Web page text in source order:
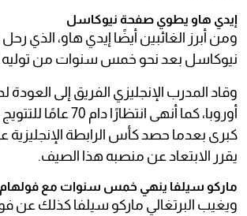
إيدي هاو يطوي صفحة نيوكاسل
ومن أبرز الغائبين أيضًا إيدي هاو، الذي
نيوكاسل بعد نحو خمس سنوات من توليه
وقاد المدرب الإنجليزي الفريق إلى العودة
أوروبا، كما أنهى انتظارًا
يقرر الابتعاد عن منصبه هذا الصيف.
ماركو سيلفا ينهي خمس سنوات مع فولهام
ويغيب البرتغالي ماركو سيلفا كذلك عن